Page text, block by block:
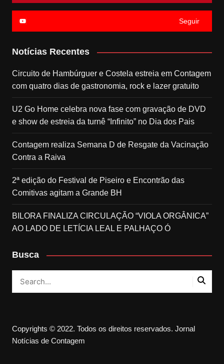
Seguir
Notícias Recentes
Circuito de Hambúrguer e Costela estreia em Contagem
com quatro dias de gastronomia, rock e lazer gratuito
U2 Go Home celebra nova fase com gravação de DVD
e show de estreia da turnê “Infinito” no Dia dos Pais
Contagem realiza Semana D de Resgate da Vacinação
Contra a Raiva
2ª edição do Festival de Piseiro e Encontrão das
Comitivas agitam a Grande BH
BILORA FINALIZA CIRCULAÇÃO “VIOLA ORGÂNICA”
AO LADO DE LETÍCIA LEAL E PALHAÇO Ó
Busca
Copyrights © 2022. Todos os direitos reservados. Jornal
Notícias de Contagem